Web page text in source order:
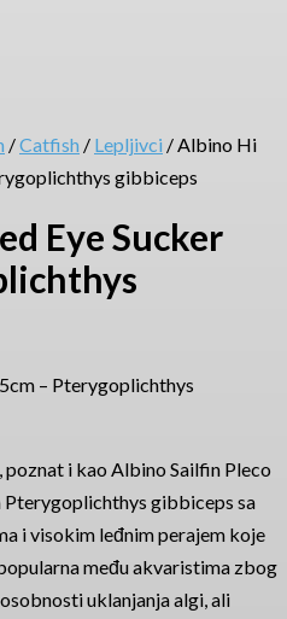
/Catfish / Lepljivci / Albino Hi
gibbiceps
Eye Sucker
– Pterygoplichthys
poznat i kao Albino Sailfin Pleco
gibbiceps sa
i visokim leđnim perajem koje
među akvaristima zbog
uklanjanja algi, ali